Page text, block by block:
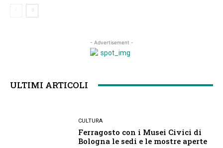
- Advertisement -
ULTIMI ARTICOLI
CULTURA
Ferragosto con i Musei Civici di
Bologna le sedi e le mostre aperte